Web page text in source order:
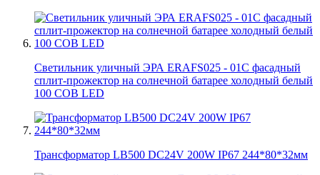
Светильник уличный ЭРА ERAFS025 - 01C фасадный
сплит-прожектор на солнечной батарее холодный белый
100 COB LED
Трансформатор LB500 DC24V 200W IP67 244*80*32мм